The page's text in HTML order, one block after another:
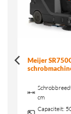
Meijer
cm
Capaciteit: